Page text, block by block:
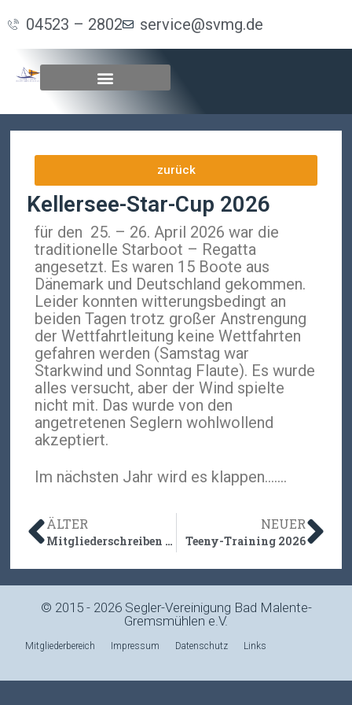
04523 – 2802 service@svmg.de
zurück
Kellersee-Star-Cup 2026
für den 25. – 26. April 2026 war die
traditionelle Starboot – Regatta
angesetzt. Es waren 15 Boote aus
Dänemark und Deutschland gekommen.
Leider konnten witterungsbedingt an
beiden Tagen trotz großer Anstrengung
der Wettfahrtleitung keine Wettfahrten
gefahren werden (Samstag war
Starkwind und Sonntag Flaute). Es wurde
alles versucht, aber der Wind spielte
nicht mit. Das wurde von den
angetretenen Seglern wohlwollend
akzeptiert.
Im nächsten Jahr wird es klappen…….
ÄLTER
Mitgliederschreiben April 2026
NEUER
Teeny-Training 2026
© 2015 - 2026 Segler-Vereinigung Bad Malente-
Gremsmühlen e.V.
Mitgliederbereich Impressum Datenschutz Links